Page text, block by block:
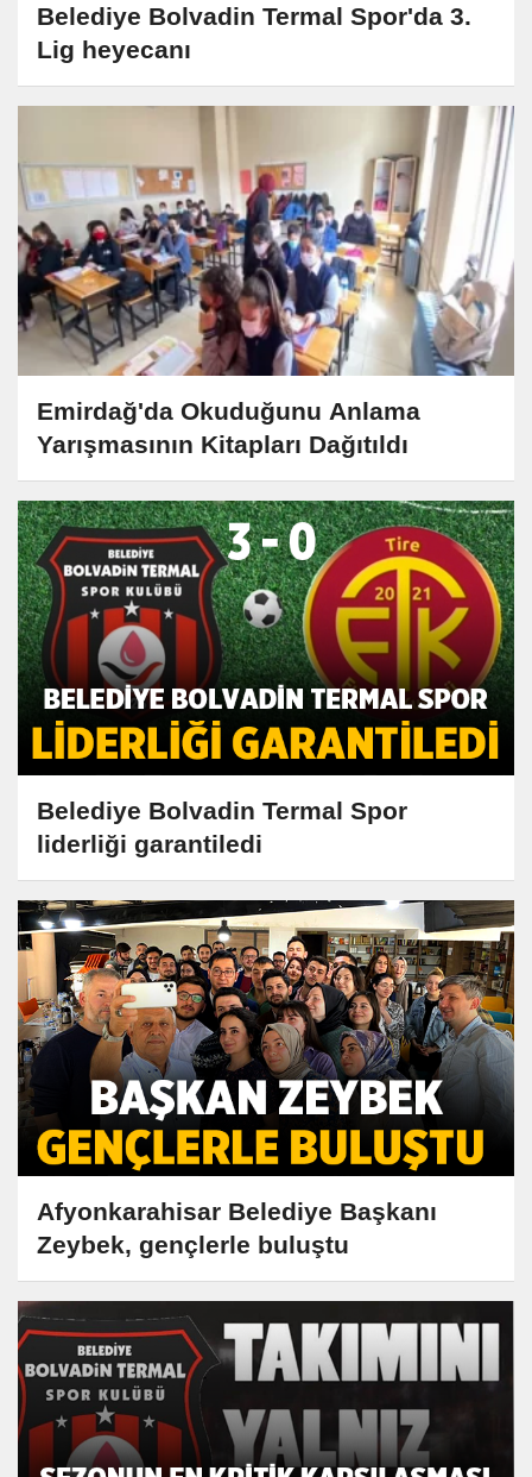
Belediye Bolvadin Termal Spor'da 3.
Lig heyecanı
Emirdağ'da Okuduğunu Anlama
Yarışmasının Kitapları Dağıtıldı
Belediye Bolvadin Termal Spor
liderliği garantiledi
Afyonkarahisar Belediye Başkanı
Zeybek, gençlerle buluştu